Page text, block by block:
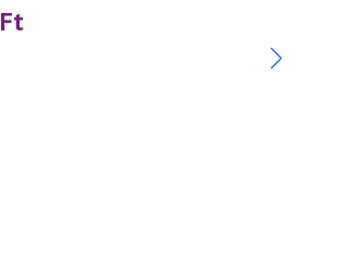
Ft